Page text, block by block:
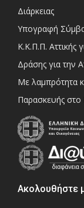
Διάρκειας
Υπογραφή
Κ.Κ.Π.Π. Αττικής
Δράσης για την
Με λαμπρότητα
Παρασκευής
Ακολουθήστε